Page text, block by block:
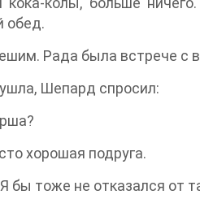
обед.
Рада была встрече с
Шепард спросил:
хорошая подруга.
бы тоже не отказался от